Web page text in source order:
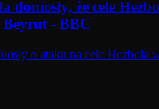
doniosły, że cele
Beyrut - BBC
o ataku na cele Hezbola